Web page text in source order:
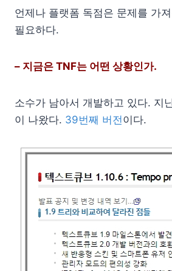
언제나 플랫폼 독점은 문제를 가
필요하다.
– 지금은 TNF는 어떤 상황인가.
소수가 남아서 개발하고 있다. 지
이 나왔다. 39번째 버전이다.